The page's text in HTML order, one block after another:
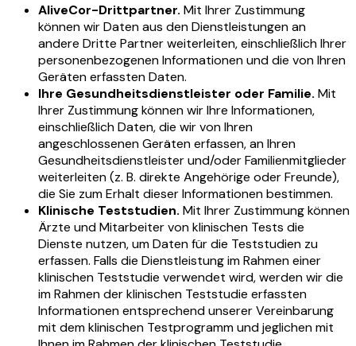
AliveCor-Drittpartner. Mit Ihrer Zustimmung
können wir Daten aus den Dienstleistungen an
andere Dritte Partner weiterleiten, einschließlich Ihrer
personenbezogenen Informationen und die von Ihren
Geräten erfassten Daten.
Ihre Gesundheitsdienstleister oder Familie. Mit
Ihrer Zustimmung können wir Ihre Informationen,
einschließlich Daten, die wir von Ihren
angeschlossenen Geräten erfassen, an Ihren
Gesundheitsdienstleister und/oder Familienmitglieder
weiterleiten (z. B. direkte Angehörige oder Freunde),
die Sie zum Erhalt dieser Informationen bestimmen.
Klinische Teststudien. Mit Ihrer Zustimmung können
Ärzte und Mitarbeiter von klinischen Tests die
Dienste nutzen, um Daten für die Teststudien zu
erfassen. Falls die Dienstleistung im Rahmen einer
klinischen Teststudie verwendet wird, werden wir die
im Rahmen der klinischen Teststudie erfassten
Informationen entsprechend unserer Vereinbarung
mit dem klinischen Testprogramm und jeglichen mit